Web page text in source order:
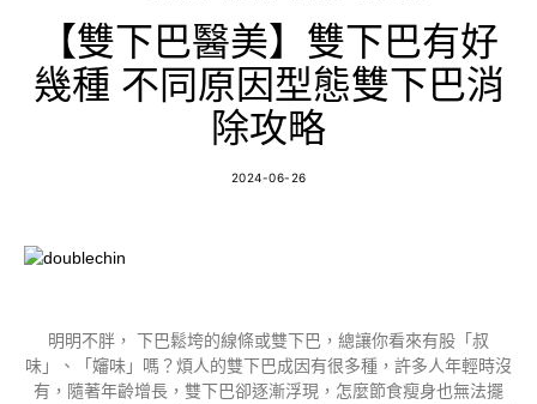
【雙下巴醫美】雙下巴有好
幾種 不同原因型態雙下巴消
除攻略
2024-06-26
明明不胖， 下巴鬆垮的線條或雙下巴，總讓你看來有股「叔
味」、「嬸味」嗎？煩人的雙下巴成因有很多種，許多人年輕時沒
有，隨著年齡增長，雙下巴卻逐漸浮現，怎麼節食瘦身也無法擺